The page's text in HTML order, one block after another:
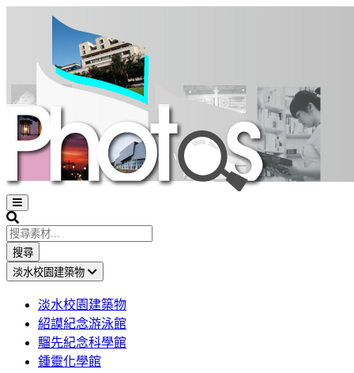
Open
sidebar
Search
搜尋
淡水校園建築物
淡水校園建築物
紹謨紀念游泳館
騮先紀念科學館
鍾靈化學館